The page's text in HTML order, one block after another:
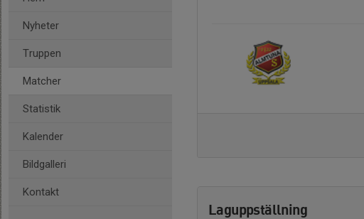
Nyheter
Truppen
Matcher
Statistik
Kalender
Bildgalleri
Kontakt
Laguppställning